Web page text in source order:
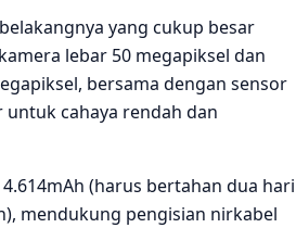
yang cukup besar
lebar 50 megapiksel dan
bersama dengan sensor
cahaya rendah dan
(harus bertahan dua hari
mendukung pengisian nirkabel